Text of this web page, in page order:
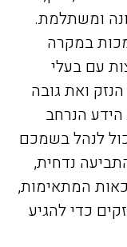
ומשתלמת.
במקרה
עם בעלי
ואת גובה
הידע הנרחב
לנהל בשמכם
נדחית,
המתאימות,
כדי להגיע